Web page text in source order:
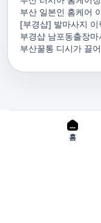
부산 일본인 홈케어
[부경샵] 발마사지
부경샵 남포동출장
남포동홈마사지 남
부산꿀통 디시가 끌
홈